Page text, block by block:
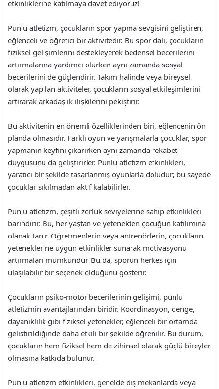
etkinliklerine katılmaya davet ediyoruz!
Punlu atletizm, çocukların spor yapma sevgisini geliştiren,
eğlenceli ve öğretici bir aktivitedir. Bu spor dalı, çocukların
fiziksel gelişimlerini destekleyerek bedensel becerilerini
artırmalarına yardımcı olurken aynı zamanda sosyal
becerilerini de güçlendirir. Takım halinde veya bireysel
olarak yapılan aktiviteler, çocukların sosyal etkileşimlerini
artırarak arkadaşlık ilişkilerini pekiştirir.
Bu aktivitenin en önemli özelliklerinden biri, eğlencenin ön
planda olmasıdır. Farklı oyun ve yarışmalarla çocuklar, spor
yapmanın keyfini çıkarırken aynı zamanda rekabet
duygusunu da geliştirirler. Punlu atletizm etkinlikleri,
yaratıcı bir şekilde tasarlanmış oyunlarla doludur; bu sayede
çocuklar sıkılmadan aktif kalabilirler.
Punlu atletizm, çeşitli zorluk seviyelerine sahip etkinlikleri
barındırır. Bu, her yaştan ve yetenekten çocuğun katılımına
olanak tanır. Öğretmenlerin veya antrenörlerin, çocukların
yeteneklerine uygun etkinlikler sunarak motivasyonu
artırmaları mümkündür. Bu da, sporun herkes için
ulaşılabilir bir seçenek olduğunu gösterir.
Çocukların psiko-motor becerilerinin gelişimi, punlu
atletizmin avantajlarından biridir. Koordinasyon, denge,
dayanıklılık gibi fiziksel yetenekler, eğlenceli bir ortamda
geliştirildiğinde daha etkili bir şekilde öğrenilir. Bu durum,
çocukların hem fiziksel hem de zihinsel olarak güçlü bireyler
olmasına katkıda bulunur.
Punlu atletizm etkinlikleri, genelde dış mekanlarda veya